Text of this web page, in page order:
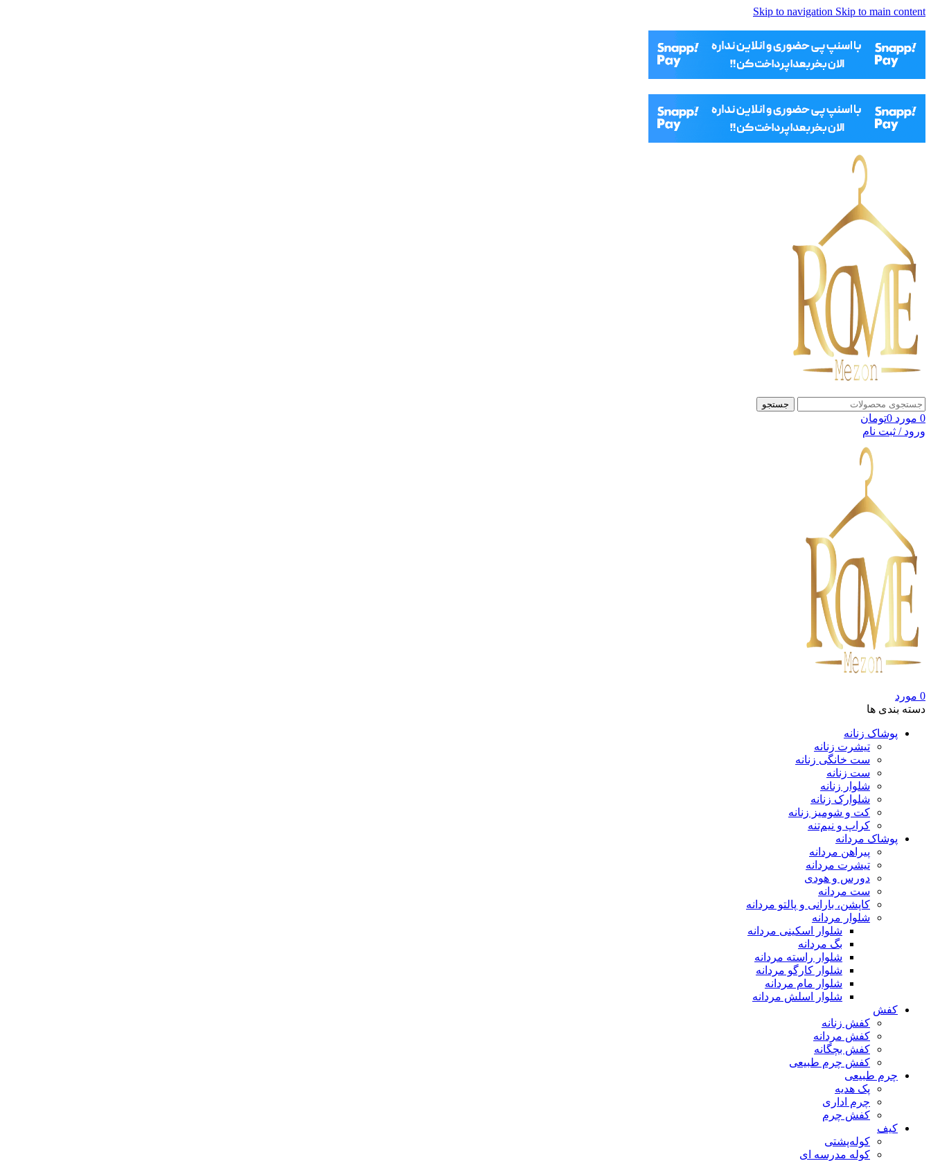
Skip to navigation Skip to main content
جستجو
0 مورد 0تومان
ورود / ثبت نام
0 مورد
دسته بندی ها
پوشاک زنانه
تیشرت زنانه
ست خانگی زنانه
ست زنانه
شلوار زنانه
شلوارک زنانه
کت و شومیز زنانه
کراپ و نیم‌تنه
پوشاک مردانه
پیراهن مردانه
تیشرت مردانه
دورس و هودی
ست مردانه
کاپشن، بارانی و پالتو مردانه
شلوار مردانه
شلوار اسکینی مردانه
بگ مردانه
شلوار راسته مردانه
شلوار کارگو مردانه
شلوار مام مردانه
شلوار اسلش مردانه
کفش
کفش زنانه
کفش مردانه
کفش بچگانه
کفش چرم طبیعی
چرم طبیعی
پک هدیه
چرم اداری
کفش چرم
کیف
کوله‌پشتی
کوله مدرسه ای